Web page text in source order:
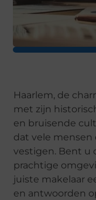
Haarlem, de
met zijn
en bruisende
dat vele mensen
vestigen. Bent u
prachtige
juiste makelaar
en antwoorden